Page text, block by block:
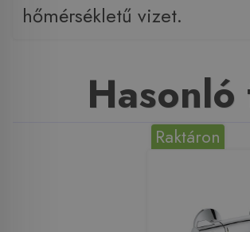
hőmérsékletű vizet.
Raktáron